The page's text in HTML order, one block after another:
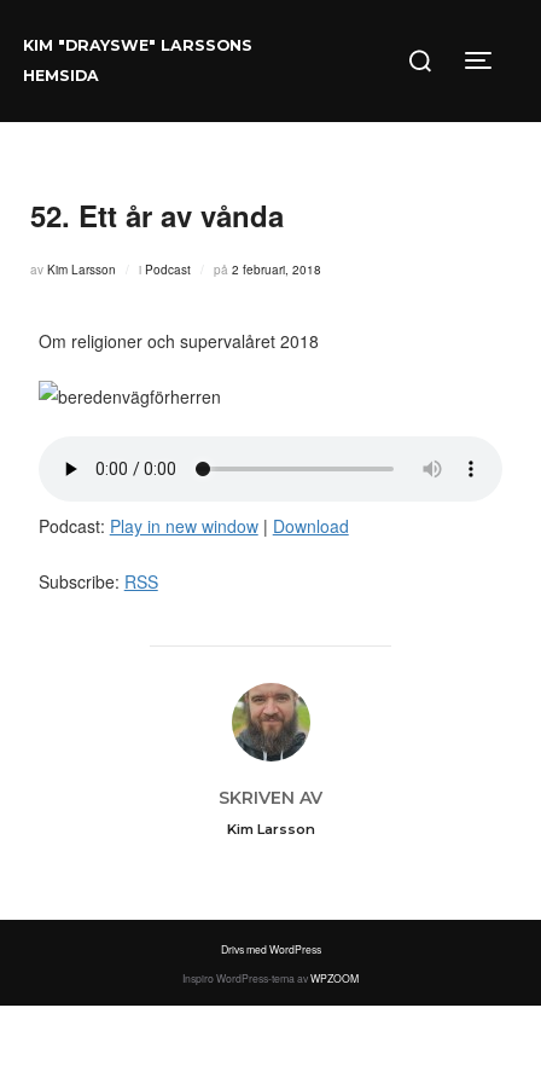
KIM "DRAYSWE" LARSSONS
HEMSIDA
efter:
Slå
52. Ett år av vånda
av Kim Larsson i Podcast på Publicerat
2 februari, 2018
Om religioner och supervalåret 2018
Podcast: Play in new window| Download
Subscribe: RSS
INLÄGGSFÖRFATTARE
SKRIVEN AV
Kim Larsson
Drivs med WordPress
Inspiro WordPress-tema avWPZOOM